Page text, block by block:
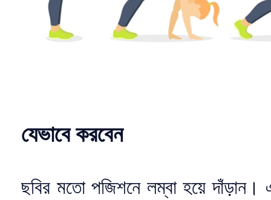
যেভাবে করবেন
ছবির মতো পজিশনে লম্বা হয়ে